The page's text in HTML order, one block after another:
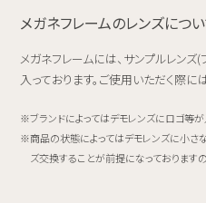
メガネフレームのレンズにつ
メガネフレームには、サンプルレン
入っております。ご使用いただく際に
ブランドによってはデモレンズにロゴ等が
商品の状態によってはデモレンズに小さ
ズ交換することが前提になっております